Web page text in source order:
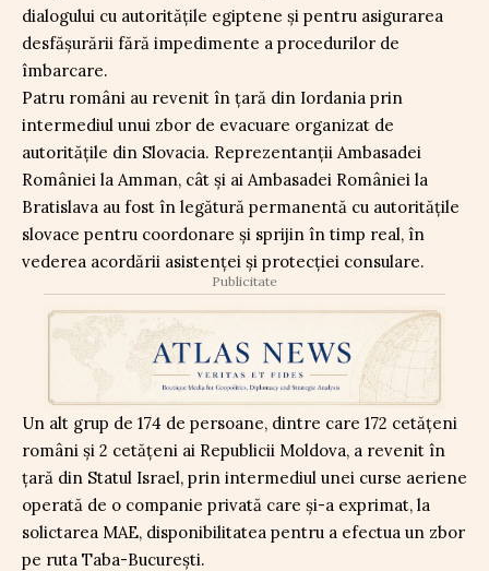
dialogului cu autoritățile egiptene și pentru asigurarea
desfășurării fără impedimente a procedurilor de
îmbarcare.
Patru români au revenit în țară din Iordania prin
intermediul unui zbor de evacuare organizat de
autoritățile din Slovacia. Reprezentanții Ambasadei
României la Amman, cât și ai Ambasadei României la
Bratislava au fost în legătură permanentă cu autoritățile
slovace pentru coordonare și sprijin în timp real, în
vederea acordării asistenței și protecției consulare.
Publicitate
Un alt grup de 174 de persoane, dintre care 172 cetățeni
români și 2 cetățeni ai Republicii Moldova, a revenit în
țară din Statul Israel, prin intermediul unei curse aeriene
operată de o companie privată care și-a exprimat, la
solictarea MAE, disponibilitatea pentru a efectua un zbor
pe ruta Taba-București.